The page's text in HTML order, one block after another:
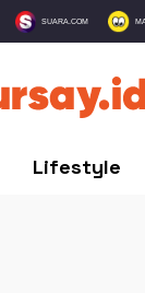
SUARA.COM
Lifestyle